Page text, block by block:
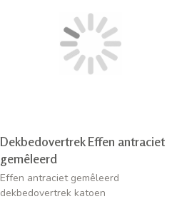
Dekbedovertrek Effen antraciet
gemêleerd
Effen antraciet gemêleerd
dekbedovertrek katoen